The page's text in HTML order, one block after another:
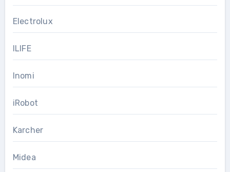
Electrolux
ILIFE
Inomi
iRobot
Karcher
Midea